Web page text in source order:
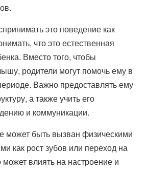
это поведение как
что это естественная
Вместо того, чтобы
родители могут помочь ему в
Важно предоставлять ему
а также учить его
и коммуникации.
может быть вызван физическими
как рост зубов или переход на
влиять на настроение и